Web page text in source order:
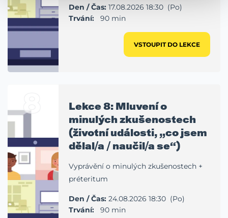
Den / Čas: 17.08.2026 18:30 (Po)
Trvání: 90 min
VSTOUPIT DO LEKCE
8
Lekce 8: Mluvení o
minulých zkušenostech
(životní události, „co jsem
dělal/a / naučil/a se“)
Vyprávění o minulých zkušenostech +
préteritum
Den / Čas: 24.08.2026 18:30 (Po)
Trvání: 90 min